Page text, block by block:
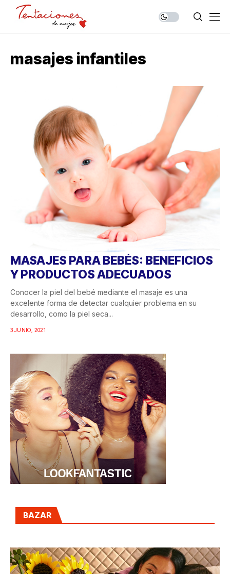
masajes infantiles
MASAJES PARA BEBÉS: BENEFICIOS
Y PRODUCTOS ADECUADOS
Conocer la piel del bebé mediante el masaje es una
excelente forma de detectar cualquier problema en su
desarrollo, como la piel seca...
3 JUNIO, 2021
BAZAR